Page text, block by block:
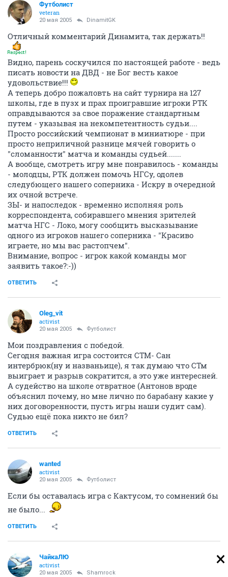
Футболист
veteran
20 мая 2005 DinamitGK
Отличный комментарий Динамита, так держать!!
Видно, парень соскучился по настоящей работе - ведь
писать новости на ДВД - не Бог весть какое
удовольствие!!!
А теперь добро пожаловть на сайт турнира на 127
школы, где в пузх и прах проигравшие игроки РТК
оправдываются за свое поражение стандартным
путем - указывая на некомпетентность судьи....
Просто российский чемпионат в миниатюре - при
просто неприличной разнице мячей говорить о
"сломанности" матча и команды судьей.......
А вообще, смотреть игру мне понравилось - команды
- молодцы, РТК должен помочь НГСу, одолев
следубющего нашего соперника - Искру в очередной
их очной встрече.
ЗЫ- и напоследок - временно исполняя роль
корреспондента, собиравшего мнения зрителей
матча НГС - Локо, могу сообщить высказывание
одного из игроков нашего соперника - "Красиво
играете, но мы вас растопчем".
Внимание, вопрос - игрок какой команды мог
заявить такое?:-))
ОТВЕТИТЬ
Oleg_vit
activist
20 мая 2005 Футболист
Мои поздравления с победой.
Сегодня важная игра состоится СТМ- Сан
интербрюк(ну и названьице), я так думаю что СТм
выиграет и разрыв сократится, а это уже интересней.
А судейство на школе отвратное (Антонов вроде
объяснил почему, но мне лично по барабану какие у
них договоренности, пусть игры наши судит сам).
Судью ещё пока никто не бил?
ОТВЕТИТЬ
wanted
activist
20 мая 2005 Футболист
Если бы оставалась игра с Кактусом, то сомнений бы
не было...
ОТВЕТИТЬ
ЧайкаЛЮ
activist
20 мая 2005 Shamrock